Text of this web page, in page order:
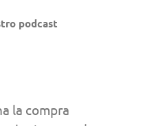
podcast
la compra